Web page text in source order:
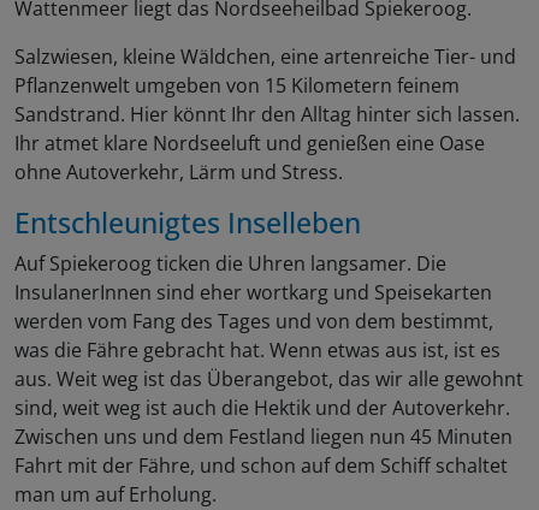
Wattenmeer liegt das Nordseeheilbad Spiekeroog.
Salzwiesen, kleine Wäldchen, eine artenreiche Tier- und
Pflanzenwelt umgeben von 15 Kilometern feinem
Sandstrand. Hier könnt Ihr den Alltag hinter sich lassen.
Ihr atmet klare Nordseeluft und genießen eine Oase
ohne Autoverkehr, Lärm und Stress.
Entschleunigtes Inselleben
Auf Spiekeroog ticken die Uhren langsamer. Die
InsulanerInnen sind eher wortkarg und Speisekarten
werden vom Fang des Tages und von dem bestimmt,
was die Fähre gebracht hat. Wenn etwas aus ist, ist es
aus. Weit weg ist das Überangebot, das wir alle gewohnt
sind, weit weg ist auch die Hektik und der Autoverkehr.
Zwischen uns und dem Festland liegen nun 45 Minuten
Fahrt mit der Fähre, und schon auf dem Schiff schaltet
man um auf Erholung.